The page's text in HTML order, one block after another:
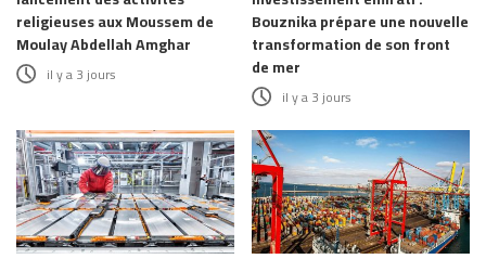
religieuses aux Moussem de
Moulay Abdellah Amghar
il y a 3 jours
Bouznika prépare une nouvelle
transformation de son front
de mer
il y a 3 jours